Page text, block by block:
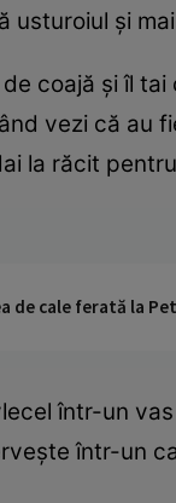
usturoiul şi
coajă şi îl
vezi că au
la răcit
de cale ferată la
într-un
într-un